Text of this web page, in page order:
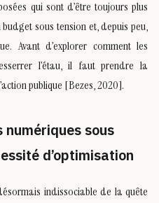
qui sont d’être toujours plus
sous tension et, depuis peu,
Avant d’explorer comment les
l’étau, il faut prendre la
publique [Bezes, 2020].
sous
d’optimisation
indissociable de la quête